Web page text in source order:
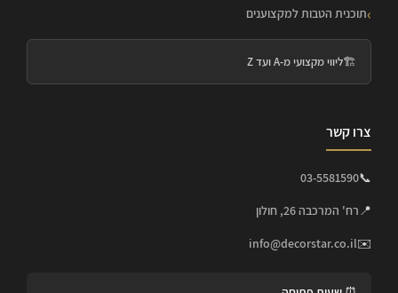
תוכנית הטבות למקצוענים
🏗️ליווי מקצועי מ-A ועד Z
צרו קשר
📞
03-5581590
📍רח' המרכבה 26, חולון
✉️
info@decorstar.co.il